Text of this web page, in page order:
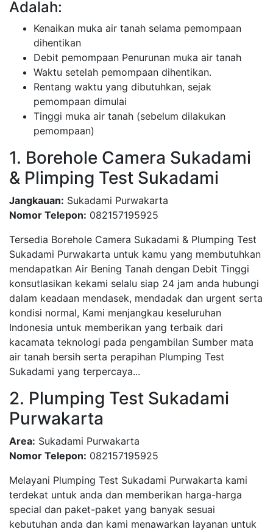
Adalah:
Kenaikan muka air tanah selama pemompaan
dihentikan
Debit pemompaan Penurunan muka air tanah
Waktu setelah pemompaan dihentikan.
Rentang waktu yang dibutuhkan, sejak
pemompaan dimulai
Tinggi muka air tanah (sebelum dilakukan
pemompaan)
1. Borehole Camera Sukadami
& Plimping Test Sukadami
Jangkauan: Sukadami Purwakarta
Nomor Telepon: 082157195925
Tersedia Borehole Camera Sukadami & Plumping Test
Sukadami Purwakarta untuk kamu yang membutuhkan
mendapatkan Air Bening Tanah dengan Debit Tinggi
konsutlasikan kekami selalu siap 24 jam anda hubungi
dalam keadaan mendasek, mendadak dan urgent serta
kondisi normal, Kami menjangkau keseluruhan
Indonesia untuk memberikan yang terbaik dari
kacamata teknologi pada pengambilan Sumber mata
air tanah bersih serta perapihan Plumping Test
Sukadami yang terpercaya...
2. Plumping Test Sukadami
Purwakarta
Area: Sukadami Purwakarta
Nomor Telepon: 082157195925
Melayani Plumping Test Sukadami Purwakarta kami
terdekat untuk anda dan memberikan harga-harga
special dan paket-paket yang banyak sesuai
kebutuhan anda dan kami menawarkan layanan untuk